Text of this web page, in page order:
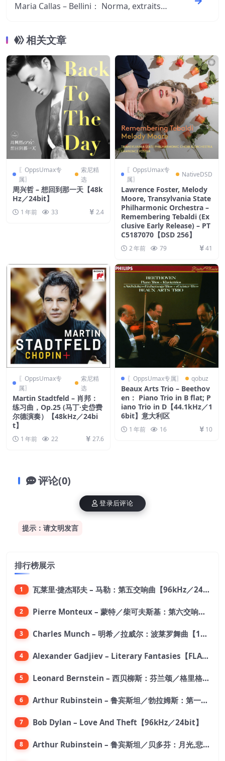
Maria Callas – Bellini： Norma, extraits
相关文章
〖OppsUmax专
属〗
索尼精
选
周兴哲 – 想回到那一天【48k
Hz／24bit】
1 年前 33 2.4
〖OppsUmax专
属〗
NativeDSD
Lawrence Foster, Melody
Moore, Transylvania State
Philharmonic Orchestra –
Remembering Tebaldi (Ex
clusive Early Release) – PT
C5187070【DSD 256】
2 年前 79 41
〖OppsUmax专
属〗
索尼精
选
Martin Stadtfeld – 肖邦：
练习曲，Op.25 (马丁·史岱费
尔德演奏）【48kHz／24bi
t】
1 年前 22 27.6
〖OppsUmax专属〗 qobuz
Beaux Arts Trio – Beethov
en： Piano Trio in B flat; P
iano Trio in D【44.1kHz／1
6bit】意大利区
1 年前 16 10
评论(0)
提示：请文明发言
登录后评论
排行榜展示
1 瓦莱里·捷杰耶夫 – 马勒：第五交响曲【96kHz／24bit】
2 Pierre Monteux – 蒙特／柴可夫斯基：第六交响曲【176.4kHz／24bit】
3 Charles Munch – 明希／拉威尔：波莱罗舞曲【176.4kHz／24bit】
4 Alexander Gadjiev – Literary Fantasies【FLAC 192】
5 Leonard Bernstein – 西贝柳斯：芬兰颂／格里格：培尔·金特组曲【44.1kHz／24bit】
6 Arthur Rubinstein – 鲁宾斯坦／勃拉姆斯：第一钢琴协奏曲【176.4kHz／24bit】
7 Bob Dylan – Love And Theft【96kHz／24bit】
8 Arthur Rubinstein – 鲁宾斯坦／贝多芬：月光,悲怆,热情,告别钢琴奏鸣曲【176.4kHz／24bit】